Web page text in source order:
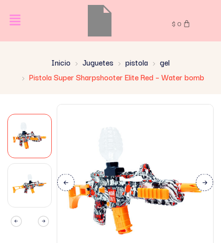
$ 0
Inicio Juguetes pistola
gel
Pistola Super Sharpshooter Elite Red – Water bomb